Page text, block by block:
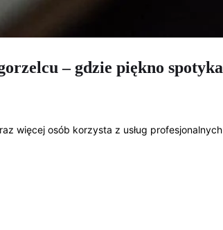
– gdzie piękno spotyka
więcej osób korzysta z usług profesjonalnych